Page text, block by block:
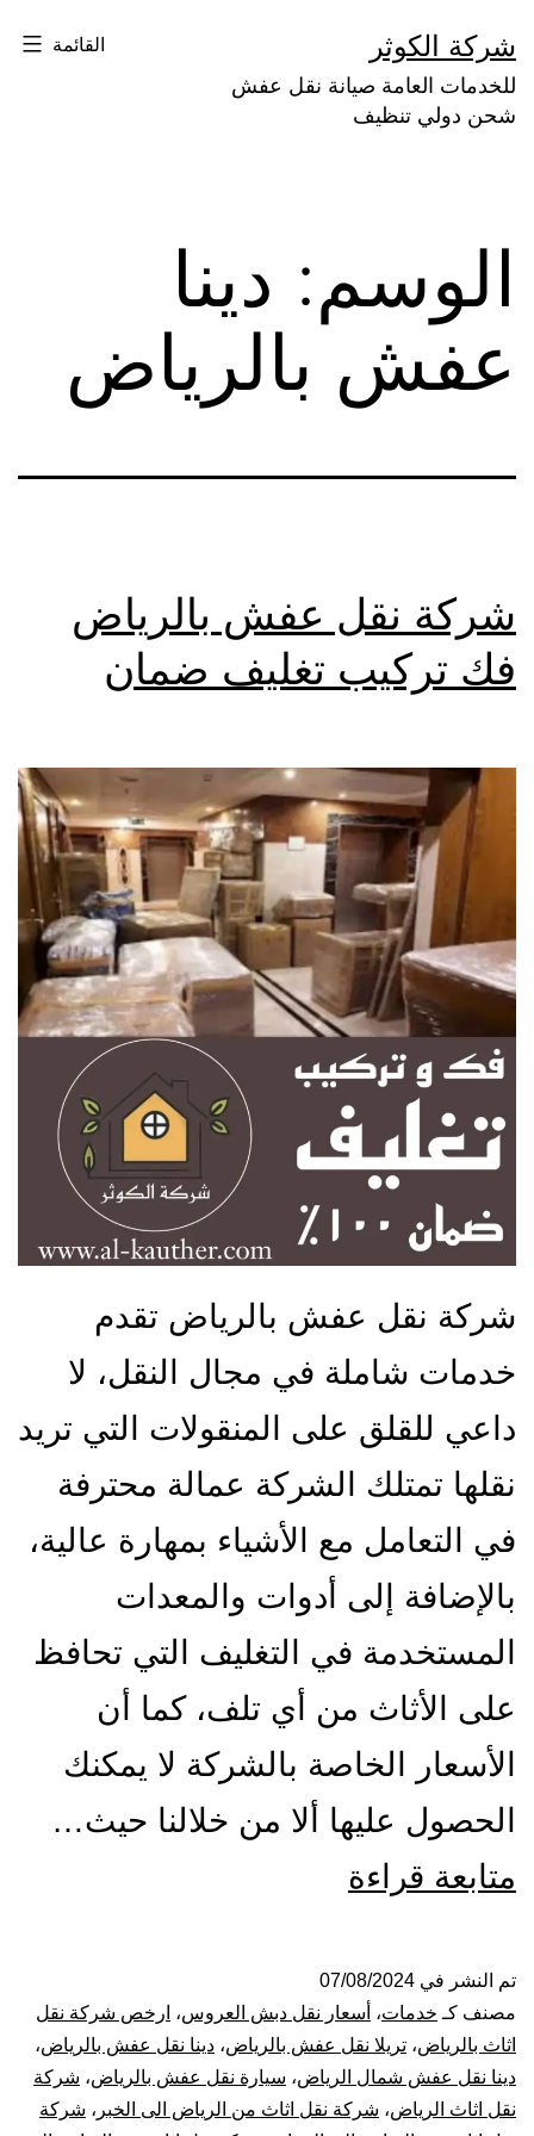
إلى
المحتوى
شركة الكوثر
للخدمات العامة صيانة نقل عفش
شحن دولي تنظيف
القائمة
الوسم: دينا
عفش بالرياض
شركة نقل عفش بالرياض
فك تركيب تغليف ضمان
شركة نقل عفش بالرياض تقدم
خدمات شاملة في مجال النقل، لا
داعي للقلق على المنقولات التي تريد
نقلها تمتلك الشركة عمالة محترفة
في التعامل مع الأشياء بمهارة عالية،
بالإضافة إلى أدوات والمعدات
المستخدمة في التغليف التي تحافظ
على الأثاث من أي تلف، كما أن
الأسعار الخاصة بالشركة لا يمكنك
الحصول عليها ألا من خلالنا حيث…
متابعة قراءة
عفش
بالرياض
فك
تم النشر في 07/08/2024
مصنف كـ خدمات، أسعار نقل دبش العروس، ارخص شركة نقل
اثاث بالرياض، تريلا نقل عفش بالرياض، دينا نقل عفش بالرياض،
دينا نقل عفش شمال الرياض، سيارة نقل عفش بالرياض، شركة
نقل اثاث الرياض، شركة نقل اثاث من الرياض الى الخبر ، شركة